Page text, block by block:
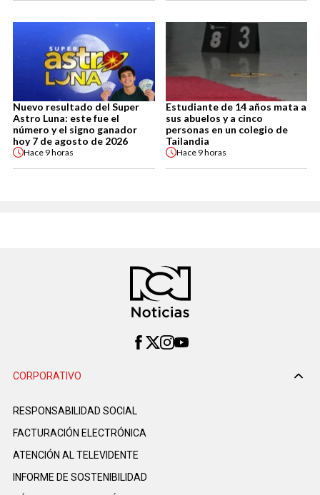
Nuevo resultado del Super
Astro Luna: este fue el
número y el signo ganador
hoy 7 de agosto de 2026
Hace 9 horas
Estudiante de 14 años mata a
sus abuelos y a cinco
personas en un colegio de
Tailandia
Hace 9 horas
CORPORATIVO
RESPONSABILIDAD SOCIAL
FACTURACIÓN ELECTRÓNICA
ATENCIÓN AL TELEVIDENTE
INFORME DE SOSTENIBILIDAD